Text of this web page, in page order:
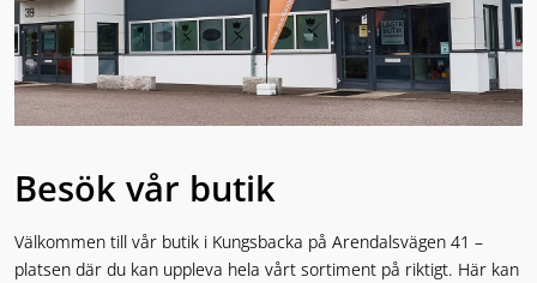
Besök vår butik
Välkommen till vår butik i Kungsbacka på Arendalsvägen 41 –
platsen där du kan uppleva hela vårt sortiment på riktigt. Här kan